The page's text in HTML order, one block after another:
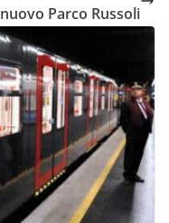
nuovo Parco Russoli